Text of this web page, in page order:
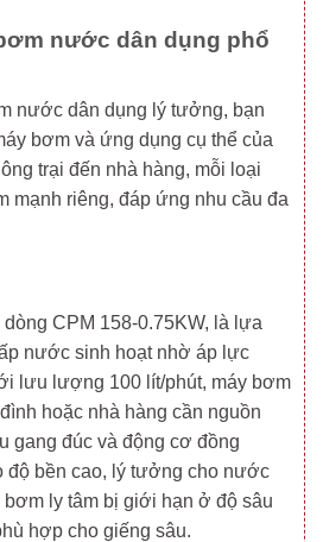
nước dân dụng phổ
nước dân dụng lý tưởng, bạn
bơm và ứng dụng cụ thể của
trại đến nhà hàng, mỗi loại
mạnh riêng, đáp ứng nhu cầu đa
CPM 158-0.75KW, là lựa
nước sinh hoạt nhờ áp lực
lưu lượng 100 lít/phút, máy bơm
hoặc nhà hàng cần nguồn
gang đúc và động cơ đồng
độ bền cao, lý tưởng cho nước
bơm ly tâm bị giới hạn ở độ sâu
hợp cho giếng sâu.